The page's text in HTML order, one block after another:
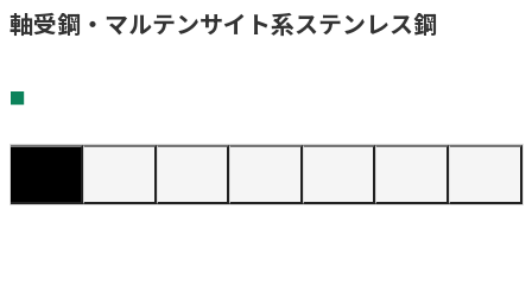
軸受鋼・マルテンサイト系ステンレス鋼
■